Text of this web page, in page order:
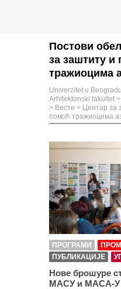
Постови
за заштиту и
тражиоцима
Univerzitet u
Arhitektonski fakultet >
> Вести > Центар за
помоћ тражиоцима
ПРОГРАМИ
ПУБЛИКАЦИЈЕ
Нове брошуре
МАСУ и МАСА-У